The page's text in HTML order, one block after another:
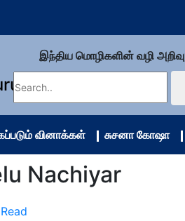
இந்திய மொழிகளின் வழி அறிவு
வினாக்கள் சுசனா கோஷா
Nachiyar